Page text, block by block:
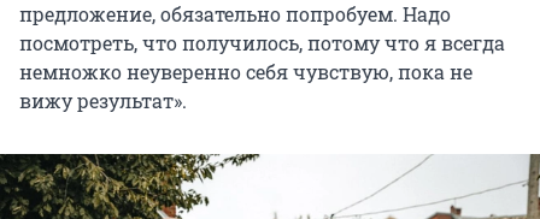
предложение, обязательно попробуем. Надо
посмотреть, что получилось, потому что я всегда
немножко неуверенно себя чувствую, пока не
вижу результат».